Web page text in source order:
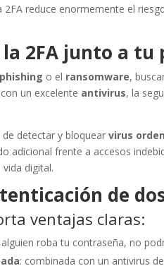
2FA reduce enormemente el
la 2FA junto a
phishing o el ransomware,
un excelente antivirus, la
de detectar y bloquearvirus
adicional frente a accesos
digital.
de
ventajas claras:
alguien roba tu contraseña, no
: combinada con un antivirus